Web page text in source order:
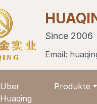
Since 2006
Email:
Über
Huaqing
Produkte